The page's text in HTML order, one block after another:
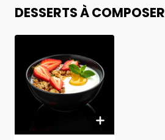
DESSERTS À COMPOSER